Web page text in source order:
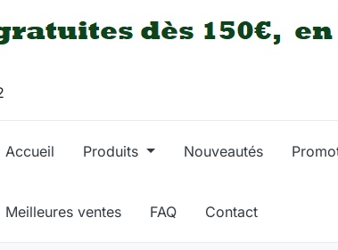
Accueil Produits Nouveautés
Meilleures ventes FAQ Contact